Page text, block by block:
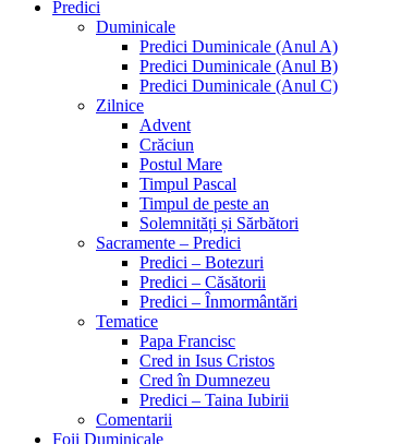
Predici
Duminicale
Predici Duminicale (Anul A)
Predici Duminicale (Anul B)
Predici Duminicale (Anul C)
Zilnice
Advent
Crăciun
Postul Mare
Timpul Pascal
Timpul de peste an
Solemnități și Sărbători
Sacramente – Predici
Predici – Botezuri
Predici – Căsătorii
Predici – Înmormântări
Tematice
Papa Francisc
Cred in Isus Cristos
Cred în Dumnezeu
Predici – Taina Iubirii
Comentarii
Foii Duminicale